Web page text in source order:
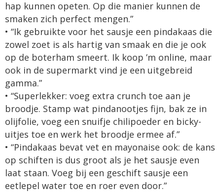
hap kunnen opeten. Op die manier kunnen de
smaken zich perfect mengen.”
• “Ik gebruikte voor het sausje een pindakaas die
zowel zoet is als hartig van smaak en die je ook
op de boterham smeert. Ik koop ’m online, maar
ook in de supermarkt vind je een uitgebreid
gamma.”
• “Superlekker: voeg extra crunch toe aan je
broodje. Stamp wat pindanootjes fijn, bak ze in
olijfolie, voeg een snuifje chilipoeder en bicky-
uitjes toe en werk het broodje ermee af.”
• “Pindakaas bevat vet en mayonaise ook: de kans
op schiften is dus groot als je het sausje even
laat staan. Voeg bij een geschift sausje een
eetlepel water toe en roer even door.”